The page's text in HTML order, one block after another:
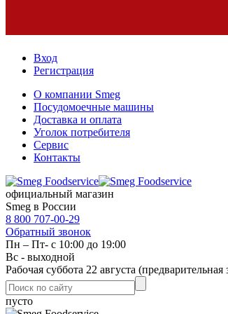
Вход
Регистрация
О компании Smeg
Посудомоечные машины
Доставка и оплата
Уголок потребителя
Сервис
Контакты
официальный магазин
Smeg в России
8 800 707-00-29
Обратный звонок
Пн – Пт- с 10:00 до 19:00
Вс - выходной
Рабочая суббота 22 августа
пусто